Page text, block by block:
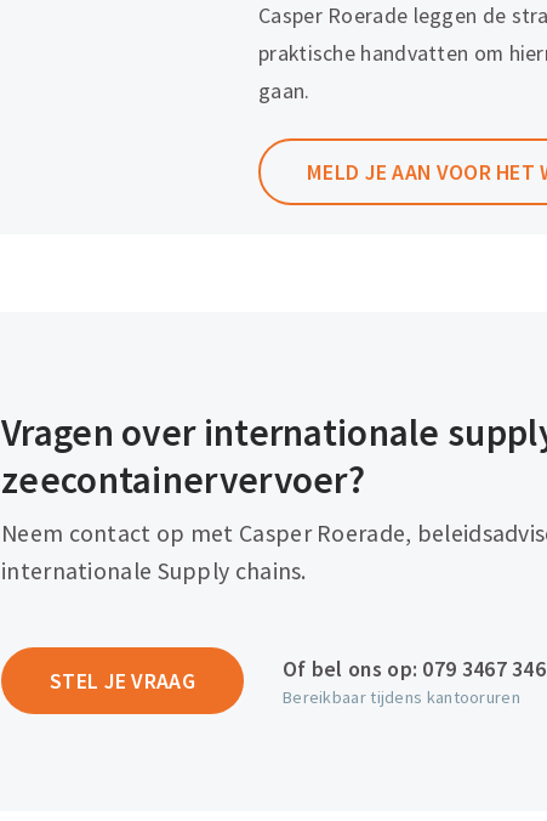
Casper Roerade leggen de
praktische handvatten om
gaan.
MELD JE AAN VOOR HET
Vragen over internationale
zeecontainervervoer?
Neem contact op met Casper Roerade,
internationale Supply chains.
STEL JE VRAAG Of bel ons op: 079 3467 346
Bereikbaar tijdens kantooruren